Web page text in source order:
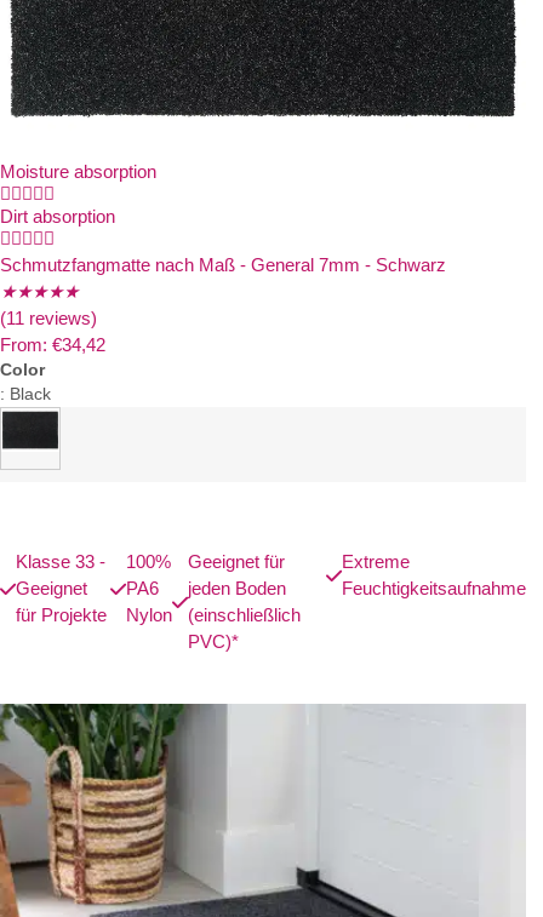
Moisture absorption

Dirt absorption

Schmutzfangmatte nach Maß - General 7mm - Schwarz
★★★★★
(11 reviews)
From: €34,42
Color
: Black
Klasse 33 -
Geeignet
für Projekte
100%
PA6
Nylon
Geeignet für
jeden Boden
(einschließlich
PVC)*
Extreme
Feuchtigkeitsaufnahme